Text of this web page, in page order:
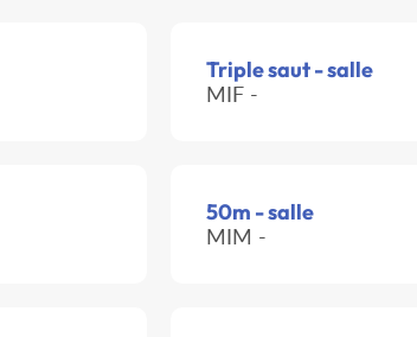
Triple saut - salle
MIF -
50m - salle
MIM -